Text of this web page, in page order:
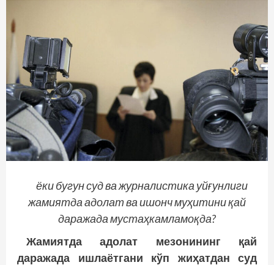
ёки бугун суд ва журналистика уйғунлиги
жамиятда адолат ва ишонч муҳитини қай
даражада мустаҳкамламоқда?
Жамиятда адолат мезонининг қай
даражада ишлаётгани кўп жиҳатдан суд